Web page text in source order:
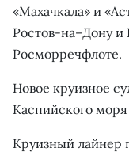
«Махачкала» и
Ростов-на–Дону и
Росморречфлоте.
Новое круизное
Каспийского моря
Круизный лайнер